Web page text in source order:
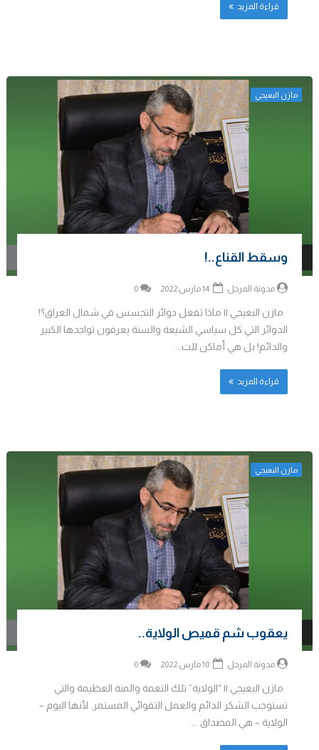
قراءة المزيد
مازن البعيجي
وسقط القناع..!
مدونة المرجل 0
مازن البعيجي || ماذا تفعل دوائر التجسس في شمال العراق؟!
الدوائر التي كل سياسي الشيعة والسنة يعرفون تواجدها الكبير
والدائم! بل هي أماكن للت...
قراءة المزيد
مازن البعيجي
يعقوب شم قميص الولاية..
مدونة المرجل 0
مازن البعيجي || “الولاية” تلك النعمة والمنة العظيمة والتي
تستوجب الشكر الدائم والعمل التقوائي المستمر. لأنها اليوم –
الولاية – هي المصداق ...